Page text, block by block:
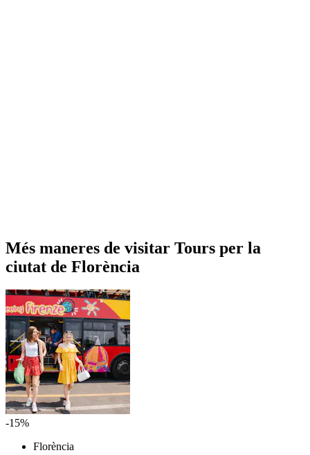
Més maneres de visitar Tours per la
ciutat de Florència
-15%
Florència